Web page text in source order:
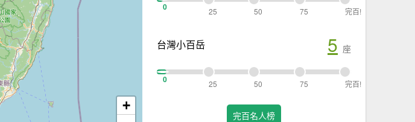
+
0 25 50 75 完百!
台灣小百岳 5 座
0 25 50 75 完百!
完百名人榜